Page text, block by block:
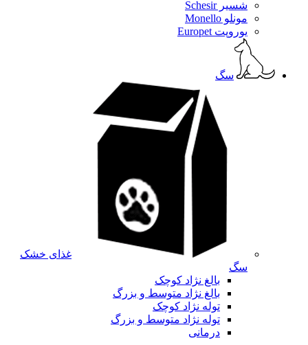
شسیر Schesir
مونلو Monello
یوروپت Europet
سگ
غذای خشک
سگ
بالغ نژاد کوچک
بالغ نژاد متوسط و بزرگ
توله نژاد کوچک
توله نژاد متوسط و بزرگ
درمانی